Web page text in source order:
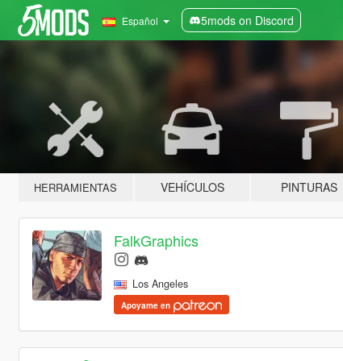
Español 5mods on Discord
HERRAMIENTAS VEHÍCULOS PINTURAS
FalkGraphics
Los Angeles
Apoyame en